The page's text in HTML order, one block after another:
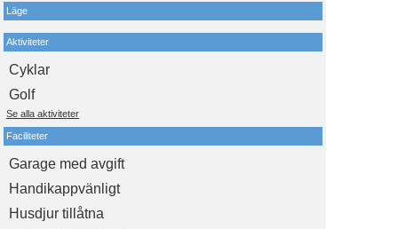
Läge
Aktiviteter
Cyklar
Golf
Se alla aktiviteter
Faciliteter
Garage med avgift
Handikappvänligt
Husdjur tillåtna